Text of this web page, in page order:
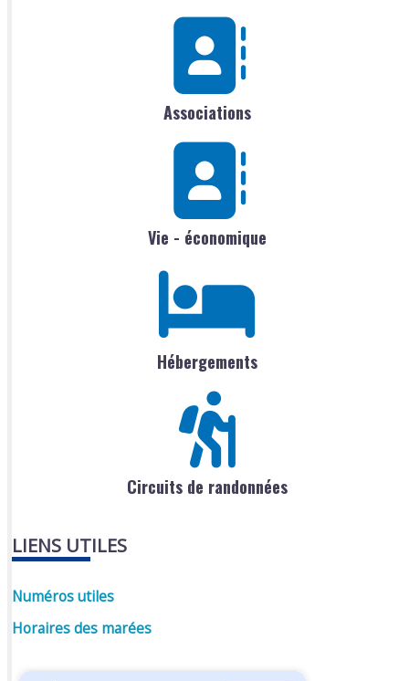
Associations
Vie - économique
Hébergements
Circuits de randonnées
LIENS UTILES
Numéros utiles
Horaires des marées